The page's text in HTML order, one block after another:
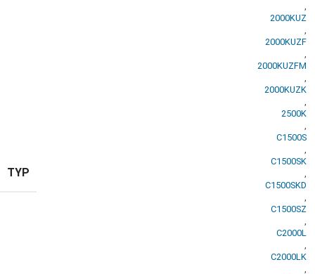
TYP
2000KUZ
2000KUZF
2000KUZFM
2000KUZK
2500K
C1500S
C1500SK
C1500SKD
C1500SZ
C2000L
C2000LK